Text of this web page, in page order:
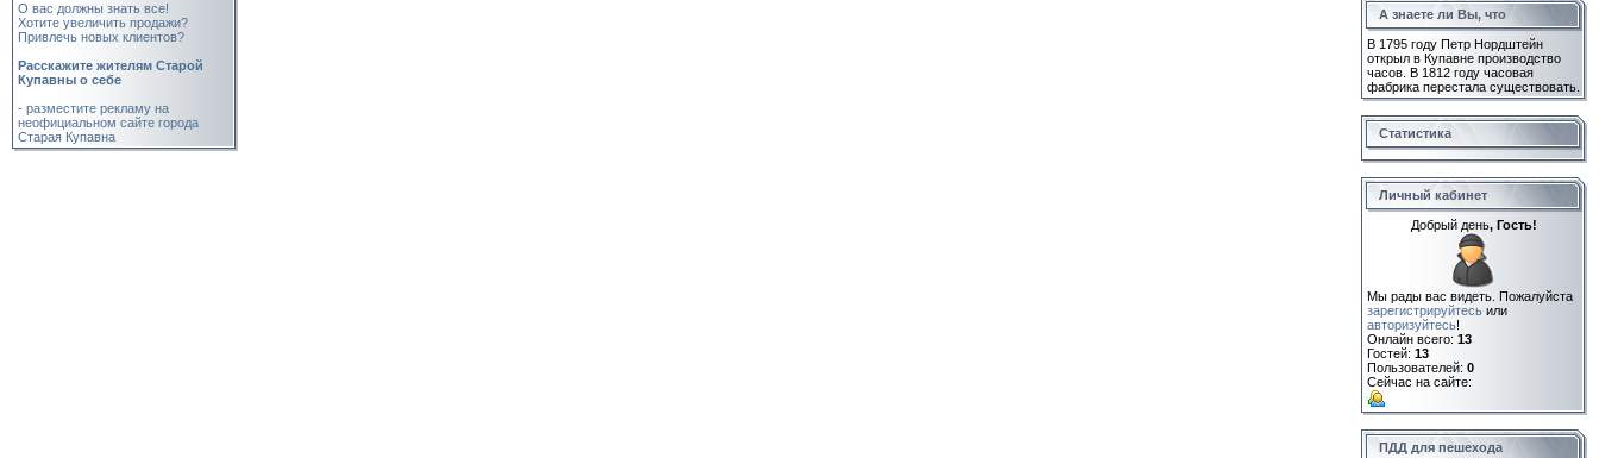
О вас должны знать все!
Хотите увеличить продажи?
Привлечь новых клиентов?
Расскажите жителям Старой
Купавны о себе
- разместите рекламу на
неофициальном сайте города
Старая Купавна
А знаете ли Вы, что
В 1795 году Петр Нордштейн
открыл в Купавне производство
часов. В 1812 году часовая
фабрика перестала существовать.
Статистика
Личный кабинет
Добрый день, Гость!
Мы рады вас видеть. Пожалуйста
зарегистрируйтесь или
авторизуйтесь!
Онлайн всего: 13
Гостей: 13
Пользователей: 0
Сейчас на сайте:
ПДД для пешехода